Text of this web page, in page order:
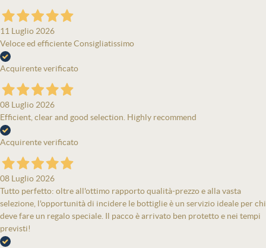
11 Luglio 2026
Veloce ed efficiente Consigliatissimo
Acquirente verificato
08 Luglio 2026
Efficient, clear and good selection. Highly recommend
Acquirente verificato
08 Luglio 2026
Tutto perfetto: oltre all'ottimo rapporto qualità-prezzo e alla vasta
selezione, l'opportunità di incidere le bottiglie è un servizio ideale per chi
deve fare un regalo speciale. Il pacco è arrivato ben protetto e nei tempi
previsti!